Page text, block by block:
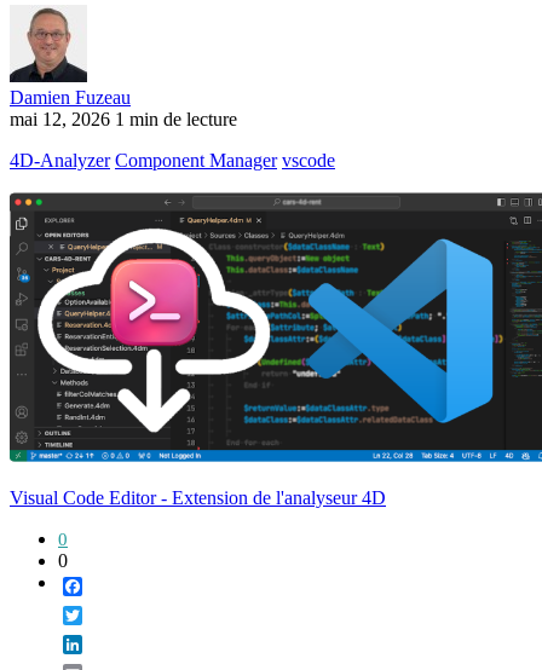
Damien Fuzeau
mai 12, 2026 1 min de lecture
4D-Analyzer Component Manager vscode
Visual Code Editor - Extension de l'analyseur 4D
0
0